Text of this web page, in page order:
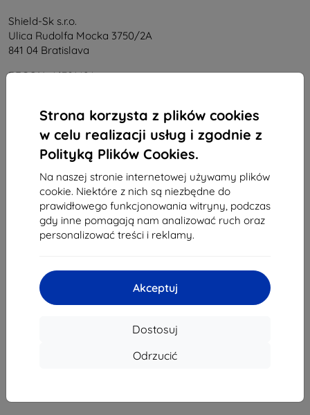
Strona korzysta z plików cookies
w celu realizacji usług i zgodnie z
Polityką Plików Cookies.
Na naszej stronie internetowej używamy plików
cookie. Niektóre z nich są niezbędne do
prawidłowego funkcjonowania witryny, podczas
gdy inne pomagają nam analizować ruch oraz
personalizować treści i reklamy.
Akceptuj
Dostosuj
Odrzucić
Shield-Sk s.r.o.
Ulica Rudolfa Mocka 3750/2A
841 04 Bratislava
REGON:46701494
Kontakt
info@top4mobile.eu
Napisz do nas
Od poniedziałku do piątku:
8:00 - 16:00